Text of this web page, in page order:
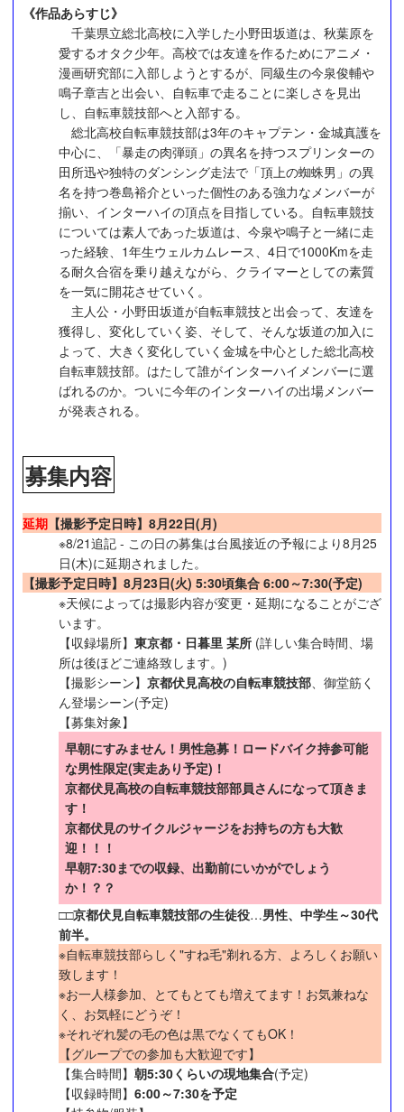
《作品あらすじ》
千葉県立総北高校に入学した小野田坂道は、秋葉原を
愛するオタク少年。高校では友達を作るためにアニメ・
漫画研究部に入部しようとするが、同級生の今泉俊輔や
鳴子章吉と出会い、自転車で走ることに楽しさを見出
し、自転車競技部へと入部する。
総北高校自転車競技部は3年のキャプテン・金城真護を
中心に、「暴走の肉弾頭」の異名を持つスプリンターの
田所迅や独特のダンシング走法で「頂上の蜘蛛男」の異
名を持つ巻島裕介といった個性のある強力なメンバーが
揃い、インターハイの頂点を目指している。自転車競技
については素人であった坂道は、今泉や鳴子と一緒に走
った経験、1年生ウェルカムレース、4日で1000Kmを走
る耐久合宿を乗り越えながら、クライマーとしての素質
を一気に開花させていく。
主人公・小野田坂道が自転車競技と出会って、友達を
獲得し、変化していく姿、そして、そんな坂道の加入に
よって、大きく変化していく金城を中心とした総北高校
自転車競技部。はたして誰がインターハイメンバーに選
ばれるのか。ついに今年のインターハイの出場メンバー
が発表される。
募集内容
延期 【撮影予定日時】8月22日(月)
※8/21追記 - この日の募集は台風接近の予報により8月25
日(木)に延期されました。
【撮影予定日時】8月23日(火) 5:30頃集合 6:00～7:30(予定)
※天候によっては撮影内容が変更・延期になることがござ
います。
【収録場所】 東京都・日暮里 某所 (詳しい集合時間、場
所は後ほどご連絡致します。)
【撮影シーン】 京都伏見高校の自転車競技部 、御堂筋く
ん登場シーン(予定)
【募集対象】
早朝にすみません！男性急募！ロードバイク持参可能
な男性限定(実走あり予定)！
京都伏見高校の自転車競技部部員さんになって頂きま
す！
京都伏見のサイクルジャージをお持ちの方も大歓
迎！！！
早朝7:30までの収録、出勤前にいかがでしょう
か！？？
□□京都伏見自転車競技部の生徒役…男性、中学生～30代
前半。
※自転車競技部らしく"すね毛"剃れる方、よろしくお願い
致します！
※お一人様参加、とてもとても増えてます！お気兼ねな
く、お気軽にどうぞ！
※それぞれ髪の毛の色は黒でなくてもOK！
【グループでの参加も大歓迎です】
【集合時間】 朝5:30くらいの現地集合(予定)
【収録時間】 6:00～7:30を予定